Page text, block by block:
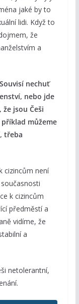
jaké by to
lidi. Když to
že
a
nechuť
nebo jde
jsou Češi
můžeme
třeba
cizincům není
k cizincům
předměstí a
vidíme, že
a
netolerantní,